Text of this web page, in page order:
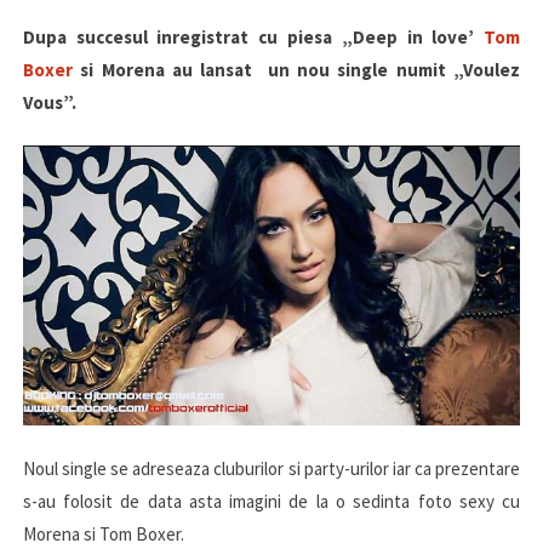
Dupa succesul inregistrat cu piesa „Deep in love’ Tom
Boxersi Morena au lansat un nou single numit „Voulez
Vous”.
Noul single se adreseaza cluburilor si party-urilor iar ca prezentare
s-au folosit de data asta imagini de la o sedinta foto sexy cu
Morena si Tom Boxer.